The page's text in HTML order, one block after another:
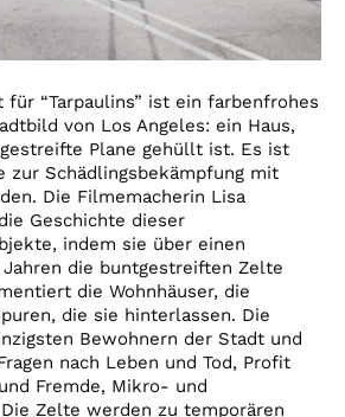
für “Tarpaulins” ist ein farbenfrohes
von Los Angeles: ein Haus,
Plane gehüllt ist. Es ist
zur Schädlingsbekämpfung mit
Die Filmemacherin Lisa
Geschichte dieser
indem sie über einen
die buntgestreiften Zelte
die Wohnhäuser, die
die sie hinterlassen. Die
Bewohnern der Stadt und
nach Leben und Tod, Profit
Fremde, Mikro- und
Zelte werden zu temporären